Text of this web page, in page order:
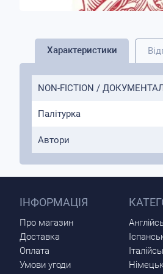
Характеристики
NON-FICTION /
Палітурка
Автори
ІНФОРМАЦІЯ
Про магазин
Доставка
Оплата
Умови угоди